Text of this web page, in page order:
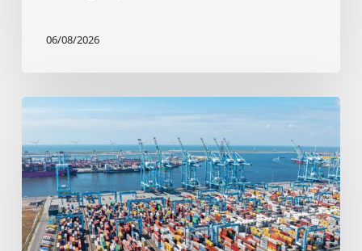
06/08/2026
Rotterdam:
brodova
sa
obale
od
2030.
godine